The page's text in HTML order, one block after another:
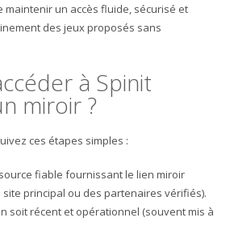
maintenir un accès fluide, sécurisé et
des jeux proposés sans
à Spinit
miroir ?
ces étapes simples :
fiable fournissant le lien miroir
site principal ou des partenaires vérifiés).
soit récent et opérationnel (souvent mis à